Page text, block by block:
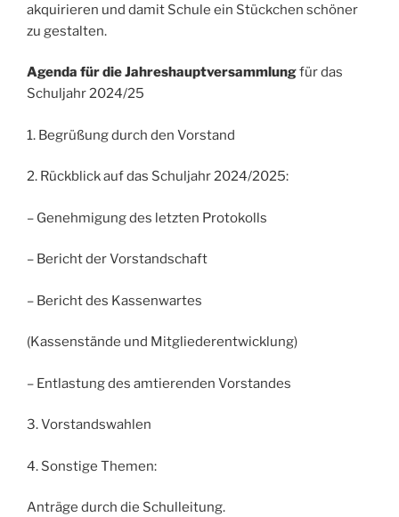
akquirieren und damit Schule ein Stückchen schöner
zu gestalten.
Agenda für die Jahreshauptversammlungfür das
Schuljahr 2024/25
1. Begrüßung durch den Vorstand
2. Rückblick auf das Schuljahr 2024/2025:
– Genehmigung des letzten Protokolls
– Bericht der Vorstandschaft
– Bericht des Kassenwartes
(Kassenstände und Mitgliederentwicklung)
– Entlastung des amtierenden Vorstandes
3. Vorstandswahlen
4. Sonstige Themen:
Anträge durch die Schulleitung.